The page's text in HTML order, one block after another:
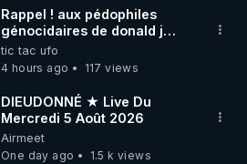
Rappel ! aux pédophiles
génocidaires de donald j
trump et ses supporters
trumpistes 424et 666.
tic tac ufo
4 hours ago
117 views
DIEUDONNÉ ★ Live Du
Mercredi 5 Août 2026
Airmeet
One day ago
1.5 k views